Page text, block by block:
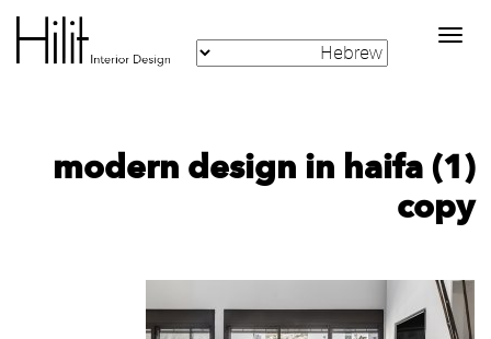
Toggle
navigation
modern design in haifa (1)
copy